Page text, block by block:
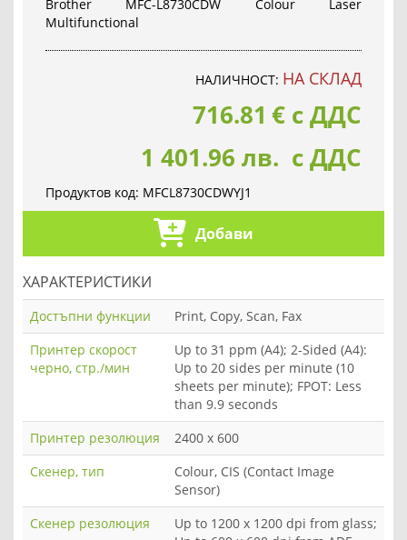
Brother MFC-L8730CDW Colour Laser
Multifunctional
НАЛИЧНОСТ: НА СКЛАД
716.81 € с ДДС
1 401.96 лв. с ДДС
Продуктов код: MFCL8730CDWYJ1
Добави
ХАРАКТЕРИСТИКИ
Достъпни функции
Print, Copy, Scan, Fax
Принтер скорост
черно, стр./мин
Up to 31 ppm (A4); 2-Sided (A4):
Up to 20 sides per minute (10
sheets per minute); FPOT: Less
than 9.9 seconds
Принтер резолюция
2400 x 600
Скенер, тип
Colour, CIS (Contact Image
Sensor)
Скенер резолюция
Up to 1200 x 1200 dpi from glass;